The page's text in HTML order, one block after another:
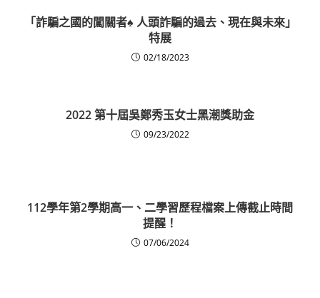
「詐騙之國的闖關者♠ 人頭詐騙的過去、現在與未來」
特展
02/18/2023
2022 第十屆吳鄭秀玉女士黑潮獎助金
09/23/2022
112學年第2學期高一、二學習歷程檔案上傳截止時間
提醒！
07/06/2024